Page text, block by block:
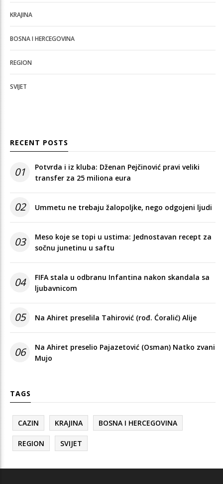
KRAJINA
BOSNA I HERCEGOVINA
REGION
SVIJET
RECENT POSTS
01
Potvrda i iz kluba: Dženan Pejčinović pravi veliki
transfer za 25 miliona eura
02 Ummetu ne trebaju žalopoljke, nego odgojeni ljudi
03
Meso koje se topi u ustima: Jednostavan recept za
sočnu junetinu u saftu
04
FIFA stala u odbranu Infantina nakon skandala sa
ljubavnicom
05 Na Ahiret preselila Tahirović (rođ. Ćoralić) Alije
06
Na Ahiret preselio Pajazetović (Osman) Natko zvani
Mujo
TAGS
CAZIN KRAJINA BOSNA I HERCEGOVINA
REGION SVIJET